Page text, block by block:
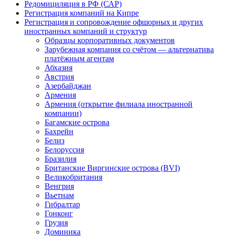
Редомициляция в РФ (САР)
Регистрация компаний на Кипре
Регистрация и сопровождение офшорных и других
иностранных компаний и структур
Образцы корпоративных документов
Зарубежная компания со счётом — альтернатива
платёжным агентам
Абхазия
Австрия
Азербайджан
Армения
Армения (открытие филиала иностранной
компании)
Багамские острова
Бахрейн
Белиз
Белоруссия
Бразилия
Британские Виргинские острова (BVI)
Великобритания
Венгрия
Вьетнам
Гибралтар
Гонконг
Грузия
Доминика